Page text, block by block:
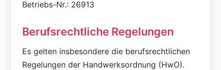
Betriebs-Nr.: 26913
Berufsrechtliche Regelungen
Es gelten insbesondere die berufsrechtlichen
Regelungen der Handwerksordnung (HwO).